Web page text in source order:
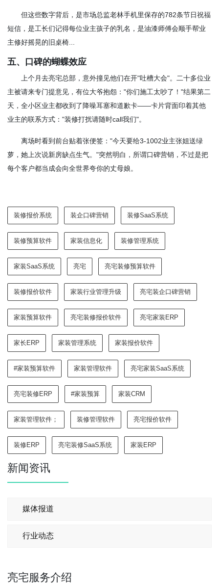
但这些数字背后，是市场总监老林手机里保存的782条节日祝福
短信，是工长们记得每位业主孩子的乳名，是油漆师傅会顺手帮业
主修好摇晃的旧桌椅...
五、口碑的蝴蝶效应
上个月去亮宅总部，意外撞见他们在开"吐槽大会"。二十多位业
主被请来专门提意见，有位大爷抱怨："你们施工太吵了！"结果第二
天，全小区业主都收到了降噪耳塞和道歉卡——卡片背面印着其他
业主的联系方式："装修打扰请随时call我们"。
离场时看到前台贴着张便签："今天要给3-1002业主张姐送绿
萝，她上次说新房缺点生气。"突然明白，所谓口碑营销，不过是把
每个客户都当成会向全世界夸你的丈母娘。
装修报价系统 装企口碑营销 装修SaaS系统
装修预算软件 家装信息化 装修管理系统
家装SaaS系统 亮宅 亮宅装修预算软件
装修报价软件 家装行业管理升级 亮宅装企口碑营销
家装预算软件 亮宅装修报价软件 亮宅家装ERP
家长ERP 家装管理系统 家装报价软件
#家装预算软件 家装管理软件 亮宅家装SaaS系统
亮宅装修ERP #家装预算 家装CRM
家装管理软件； 装修管理软件 亮宅报价软件
装修ERP 亮宅装修SaaS系统 家装ERP
新闻资讯
媒体报道
行业动态
亮宅服务介绍